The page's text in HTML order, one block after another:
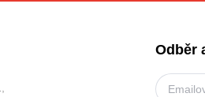
Odběr